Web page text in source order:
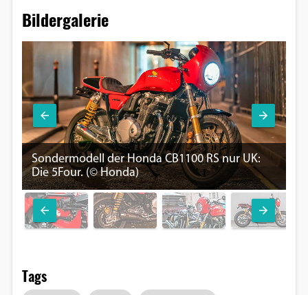
Bildergalerie
Sondermodell der Honda CB1100 RS nur UK:
Die 5Four. (© Honda)
Tags